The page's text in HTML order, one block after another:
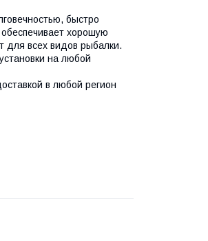
быстро
обеспечивает хорошую
для всех видов рыбалки.
на любой
в любой регион